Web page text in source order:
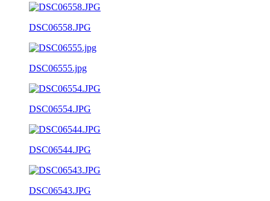
DSC06558.JPG
DSC06555.jpg
DSC06554.JPG
DSC06544.JPG
DSC06543.JPG